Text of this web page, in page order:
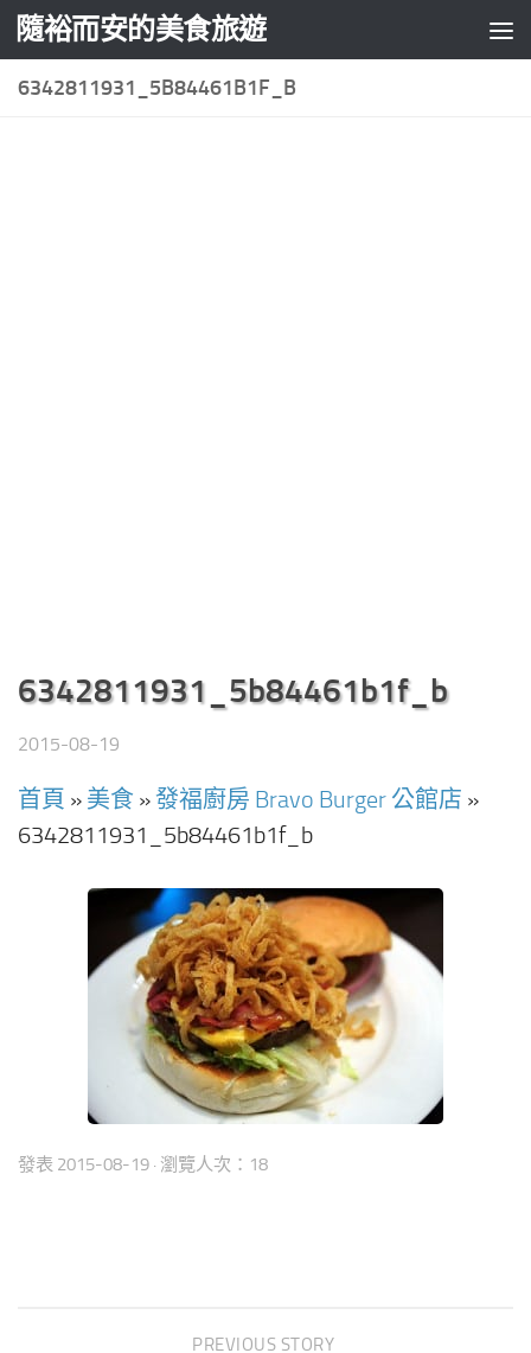
Skip to content
隨裕而安的美食旅遊
6342811931_5B84461B1F_B
6342811931_5b84461b1f_b
2015-08-19
首頁 » 美食 »發福廚房 Bravo Burger 公館店 »
6342811931_5b84461b1f_b
發表 2015-08-19 · 瀏覽人次：18
PREVIOUS STORY